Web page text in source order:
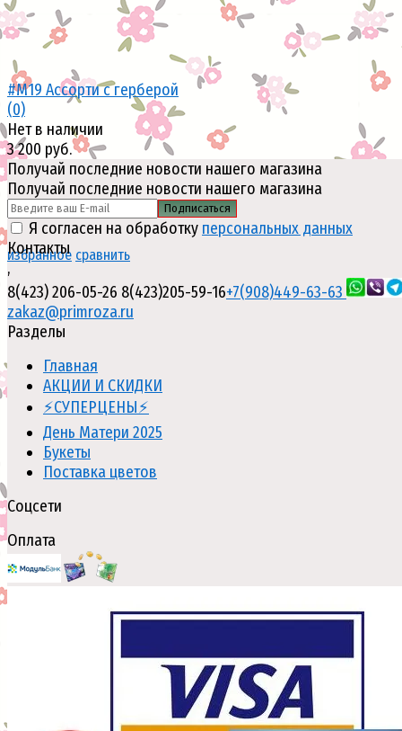
избранное сравнить
#M19 Ассорти с герберой
(0)
Нет в наличии
3 200 руб.
Получай последние новости нашего магазина
Получай последние новости нашего магазина
Подписаться
Я согласен на обработку персональных данных
Контакты
,
8(423) 206-05-26 8(423)205-59-16+7(908)449-63-63
zakaz@primroza.ru
Разделы
Главная
АКЦИИ И СКИДКИ
⚡СУПЕРЦЕНЫ⚡
День Матери 2025
Букеты
Поставка цветов
Соцсети
Оплата